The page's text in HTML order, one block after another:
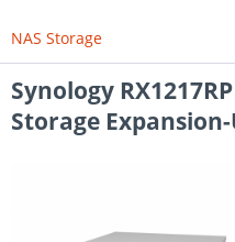
NAS Storage
Synology
Storage